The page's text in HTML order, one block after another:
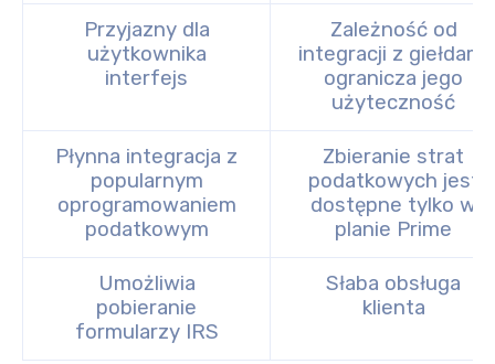
Przyjazny dla
użytkownika
interfejs
Zależność od
integracji z giełdami
ogranicza jego
użyteczność
Płynna integracja z
popularnym
oprogramowaniem
podatkowym
Zbieranie strat
podatkowych jest
dostępne tylko w
planie Prime
Umożliwia
pobieranie
formularzy IRS
Słaba obsługa
klienta